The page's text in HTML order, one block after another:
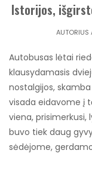
Istorijos,
AUTORIUS
Autobusas lėtai
klausydamasis
nostalgijos,
visada eidavome į
viena, prisimerkusi,
buvo tiek daug
sėdėjome,